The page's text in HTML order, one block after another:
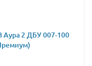
2 ДБУ 007-100